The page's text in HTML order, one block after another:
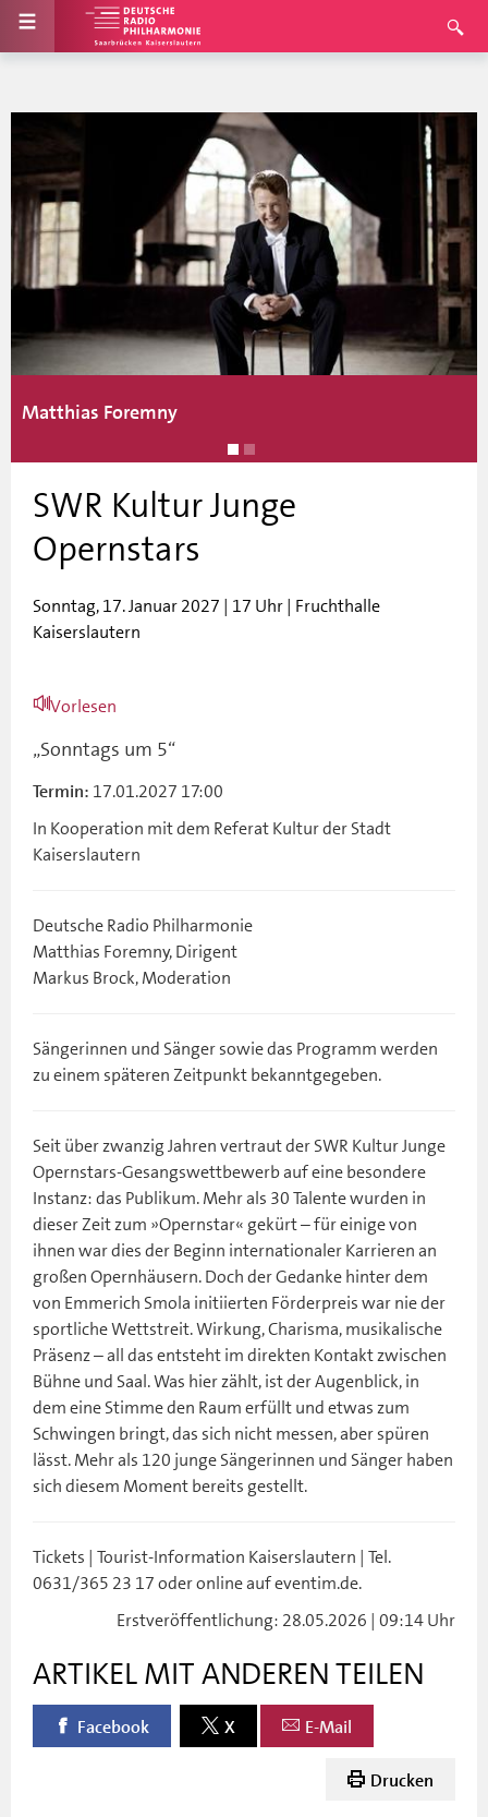
Matthias Foremny
SWR Kultur Junge
Opernstars
Sonntag, 17. Januar 2027 | 17 Uhr | Fruchthalle
Kaiserslautern
Vorlesen
„Sonntags um 5“
Termin: 17.01.2027 17:00
In Kooperation mit dem Referat Kultur der Stadt
Kaiserslautern
Deutsche Radio Philharmonie
Matthias Foremny, Dirigent
Markus Brock, Moderation
Sängerinnen und Sänger sowie das Programm werden
zu einem späteren Zeitpunkt bekanntgegeben.
Seit über zwanzig Jahren vertraut der SWR Kultur Junge
Opernstars-Gesangswettbewerb auf eine besondere
Instanz: das Publikum. Mehr als 30 Talente wurden in
dieser Zeit zum »Opernstar« gekürt – für einige von
ihnen war dies der Beginn internationaler Karrieren an
großen Opernhäusern. Doch der Gedanke hinter dem
von Emmerich Smola initiierten Förderpreis war nie der
sportliche Wettstreit. Wirkung, Charisma, musikalische
Präsenz – all das entsteht im direkten Kontakt zwischen
Bühne und Saal. Was hier zählt, ist der Augenblick, in
dem eine Stimme den Raum erfüllt und etwas zum
Schwingen bringt, das sich nicht messen, aber spüren
lässt. Mehr als 120 junge Sängerinnen und Sänger haben
sich diesem Moment bereits gestellt.
Tickets | Tourist-Information Kaiserslautern | Tel.
0631/365 23 17 oder online auf eventim.de.
Erstveröffentlichung: 28.05.2026 | 09:14 Uhr
ARTIKEL MIT ANDEREN TEILEN
Facebook X E-Mail
Drucken